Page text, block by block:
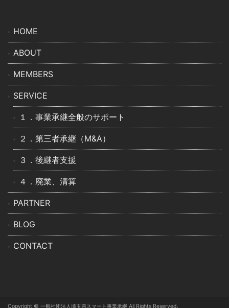
HOME
ABOUT
MEMBERS
SERVICE
１．事業承継全般のサポート
２．第三者承継（M&A）
３．後継者支援
４．廃業、清算
PARTNER
BLOG
CONTACT
Copyright © ⼀般社団法⼈埼⽟県スマート事業承継 All Rights Reserved.